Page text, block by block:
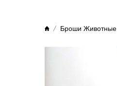
Броши Животные